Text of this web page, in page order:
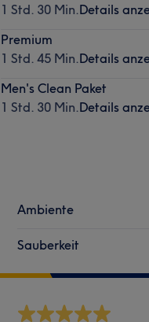
1 Std. 30 Min.Details
Premium
1 Std. 45 Min.Details
Men's Clean Paket
1 Std. 30 Min.Details
Ambiente
Sauberkeit